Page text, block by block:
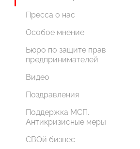
Пресса о нас
Особое мнение
Бюро по защите прав
предпринимателей
Видео
Поздравления
Поддержка МСП.
Антикризисные меры
СВОй бизнес